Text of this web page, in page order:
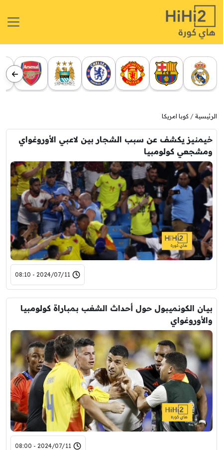
الرئيسية كوبا امريكا
خيمنيز يكشف عن سبب الشجار بين لاعبي الأوروغواي
ومشجعي كولومبيا
2024/07/11 - 08:10
بيان الكونميبول حول أحداث الشغب بمباراة كولومبيا
والأوروغواي
2024/07/11 - 08:00